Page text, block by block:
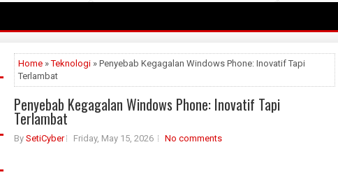
Home »Teknologi » Penyebab Kegagalan Windows Phone: Inovatif Tapi
Terlambat
Penyebab Kegagalan Windows Phone: Inovatif Tapi
Terlambat
By SetiCyber Friday, May 15, 2026 No comments